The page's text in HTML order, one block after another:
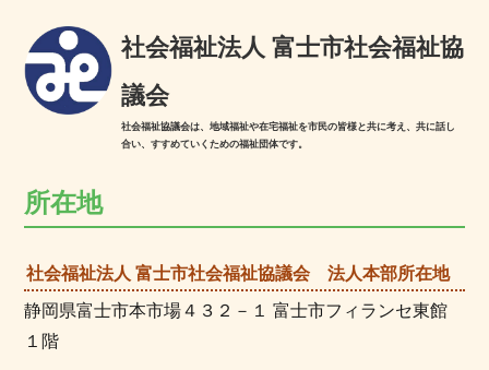
社会福祉法人 富士市社会福祉協
議会
社会福祉協議会は、地域福祉や在宅福祉を市民の皆様と共に考え、共に話し
合い、すすめていくための福祉団体です。
所在地
社会福祉法人 富士市社会福祉協議会 法人本部所在地
静岡県富士市本市場４３２－１ 富士市フィランセ東館
１階